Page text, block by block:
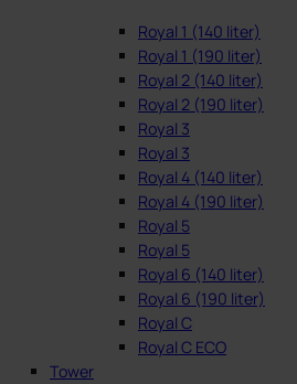
Royal 1 (140 liter)
Royal 1 (190 liter)
Royal 2 (140 liter)
Royal 2 (190 liter)
Royal 3
Royal 3
Royal 4 (140 liter)
Royal 4 (190 liter)
Royal 5
Royal 5
Royal 6 (140 liter)
Royal 6 (190 liter)
Royal C
Royal C ECO
Tower